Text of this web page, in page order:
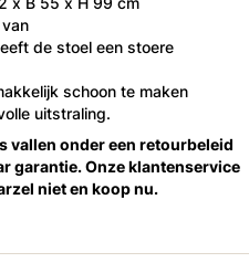
de stoel een stoere
schoon te maken
uitstraling.
vallen onder een retourbeleid
garantie. Onze klantenservice
niet en koop nu.